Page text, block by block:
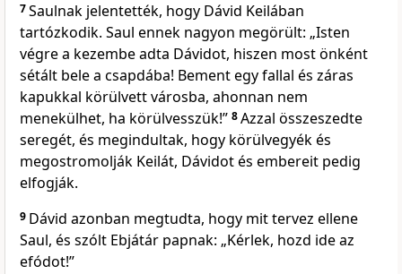
7Saulnak jelentették, hogy Dávid Keilában
tartózkodik. Saul ennek nagyon megörült: „Isten
végre a kezembe adta Dávidot, hiszen most önként
sétált bele a csapdába! Bement egy fallal és záras
kapukkal körülvett városba, ahonnan nem
menekülhet, ha körülvesszük!” 8Azzal összeszedte
seregét, és megindultak, hogy körülvegyék és
megostromolják Keilát, Dávidot és embereit pedig
elfogják.
9 Dávid azonban megtudta, hogy mit tervez ellene
Saul, és szólt Ebjátár papnak: „Kérlek, hozd ide az
efódot!”